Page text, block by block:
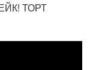
ТОРТ